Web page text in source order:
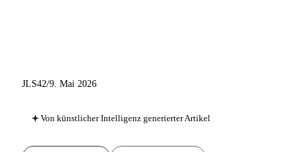
JLS42/9. Mai 2026
Von künstlicher Intelligenz generierter Artikel